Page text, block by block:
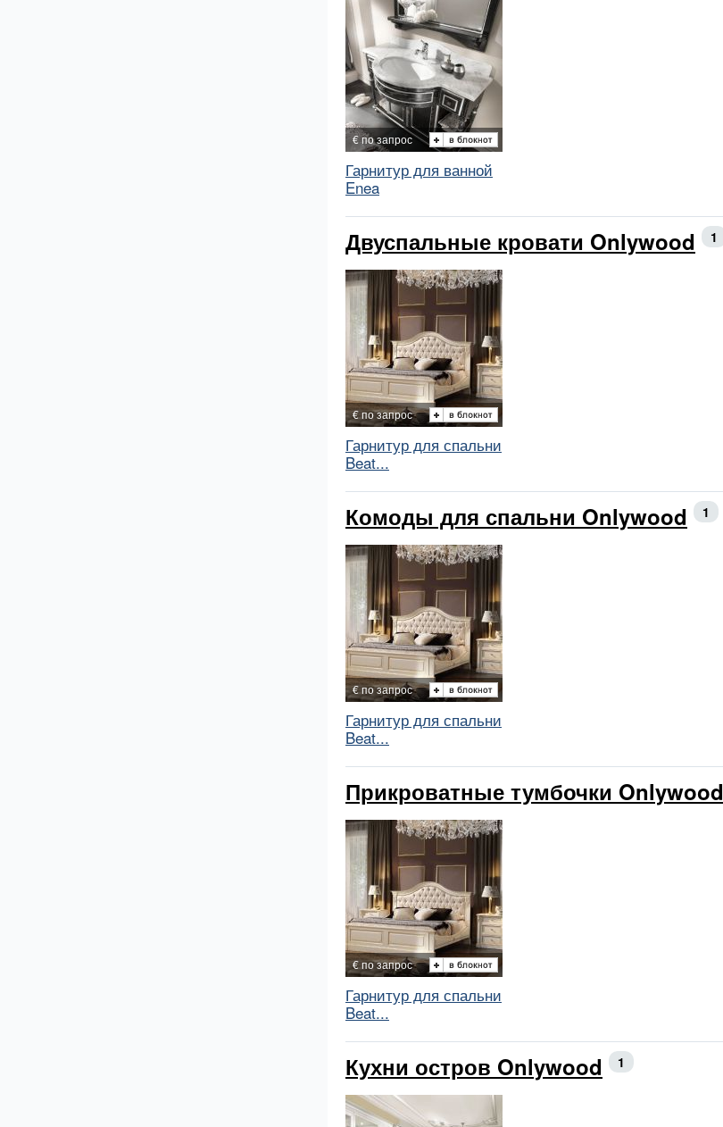
€ по запрос
Гарнитур для ванной
Enea
Двуспальные кровати Onlywood 1
€ по запрос
Гарнитур для спальни
Beat...
Комоды для спальни Onlywood 1
€ по запрос
Гарнитур для спальни
Beat...
Прикроватные тумбочки Onlywood
€ по запрос
Гарнитур для спальни
Beat...
Кухни остров Onlywood 1